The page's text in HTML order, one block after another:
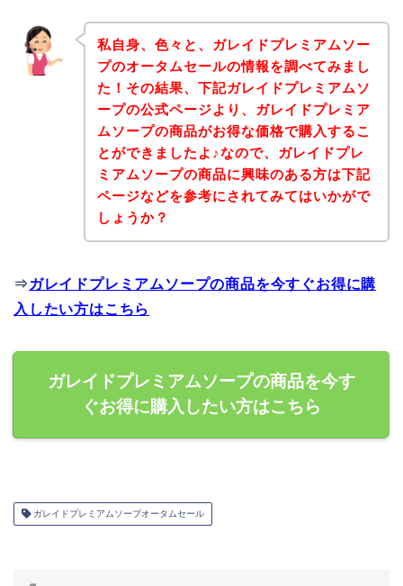
私自身、色々と、ガレイドプレミアムソー
プのオータムセールの情報を調べてみまし
た！その結果、下記ガレイドプレミアムソ
ープの公式ページより、ガレイドプレミア
ムソープの商品がお得な価格で購入するこ
とができましたよ♪なので、ガレイドプレ
ミアムソープの商品に興味のある方は下記
ページなどを参考にされてみてはいかがで
しょうか？
⇒ ガレイドプレミアムソープの商品を今すぐお得に購
入したい方はこちら
ガレイドプレミアムソープの商品を今す
ぐお得に購入したい方はこちら
ガレイドプレミアムソープオータムセール